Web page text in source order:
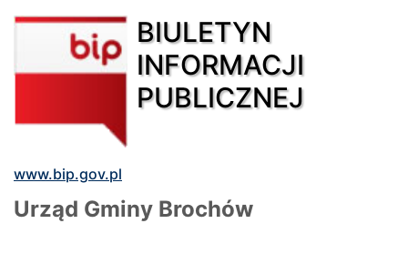
BIULETYN
INFORMACJI
PUBLICZNEJ
www.bip.gov.pl
Urząd Gminy Brochów